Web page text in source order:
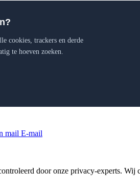
cookies, trackers en derde
te hoeven zoeken.
mail E-mail
door onze privacy-experts.